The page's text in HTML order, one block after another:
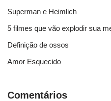
Superman e Heimlich
5 filmes que vão explodir sua
Definição de ossos
Amor Esquecido
Comentários